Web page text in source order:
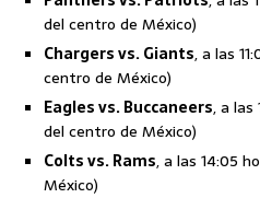
del centro de México)
Chargers vs. Giants, a las
centro de México)
Eagles vs. Buccaneers, a las
del centro de México)
Colts vs. Rams, a las 14:05
México)